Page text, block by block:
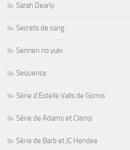
Sarah Dearly
Secrets de sang
Sennen no yuki
Sequence
Série d'Estelle Valls de Gomis
Série de Adams et Clamp
Série de Barb et JC Hendee